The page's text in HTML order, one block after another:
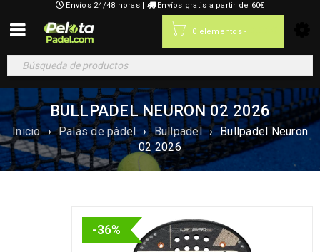
Envíos 24/48 horas | Envíos gratis a partir de 60€
0 elementos -
BULLPADEL NEURON 02 2026
Inicio › Palas de pádel › Bullpadel › Bullpadel Neuron
02 2026
-36%